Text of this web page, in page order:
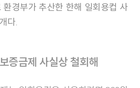
경부가 추산한 한해 일회용컵 사
다.
증금제 사실상 철회해